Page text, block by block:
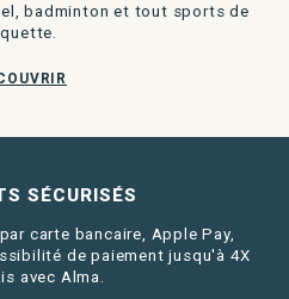
badminton et tout sports de
SÉCURISÉS
carte bancaire, Apple Pay,
de paiement jusqu'à 4X
avec Alma.